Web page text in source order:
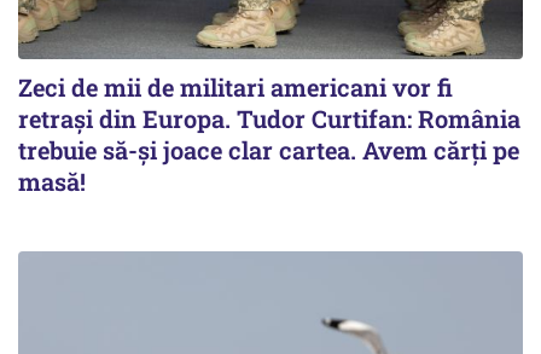
Zeci de mii de militari americani vor fi
retrași din Europa. Tudor Curtifan: România
trebuie să-și joace clar cartea. Avem cărți pe
masă!